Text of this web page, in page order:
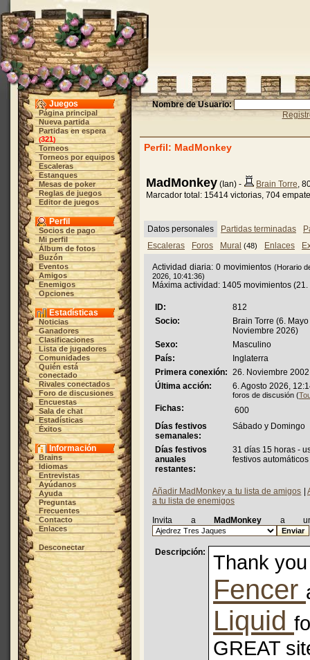
Juegos
Página principal
Nueva partida
Partidas en espera
(321)
Torneos
Torneos por equipos
Escaleras
Estanques
Mesas de poker
Reglas de juegos
Editor de juegos
Perfil
Socios de pago
Mi perfil
Álbum de fotos
Buzón
Eventos
Amigos
Enemigos
Opciones
Estadísticas
Noticias
Ganadores
Clasificaciones
Lista de jugadores
Comunidades
Quién está
conectado
Rivales conectados
Foro de discusiones
Encuestas
Sala de chat
Estadísticas
Éxitos
Información
Brains
Idiomas
Entrevistas
Ayúdanos
Ayuda
Preguntas
Frecuentes
Contacto
Enlaces
Desconectar
Nombre de Usuario:
Perfil: MadMonkey
MadMonkey (Ian) - Brain Torre,
Marcador total: 15414 victorias, 704
Datos personales Partidas terminadas
Escaleras
Foros Mural (48) Enlaces
Actividad diaria: 0 movimientos (Horario
2026, 10:41:36)
Máxima actividad: 1405 movimientos
ID:
812
Socio:
Brain Torre (6.
Noviembre 2026)
Sexo:
Masculino
País:
Inglaterra
Primera conexión: 26. Noviembre
Última acción:
6. Agosto 2026,
foros de discusión (
Fichas:
600
Días festivos
semanales:
Sábado y Domingo
Días festivos
anuales
restantes:
31 días 15 horas -
festivos automáticos
Añadir MadMonkey a tu lista de amigos
a tu lista de enemigos
Invita a
MadMonkey a un
Descripción: Thank you
Fencer
Liquid
GREAT